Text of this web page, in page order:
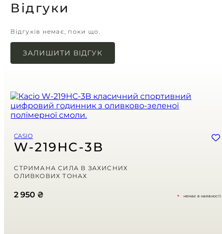
Відгуки
Відгуків немає, поки що.
ЗАЛИШИТИ ВІДГУК
Назва*
Зберегти моє ім'я, e-mail, та адресу сайту в цьому браузері для
моїх подальших коментарів.
Ваша оцінка
CASIO
W-219HC-3B
СТРИМАНА СИЛА В ЗАХИСНИХ
ОЛИВКОВИХ ТОНАХ
2 950 ₴ немає в наявності